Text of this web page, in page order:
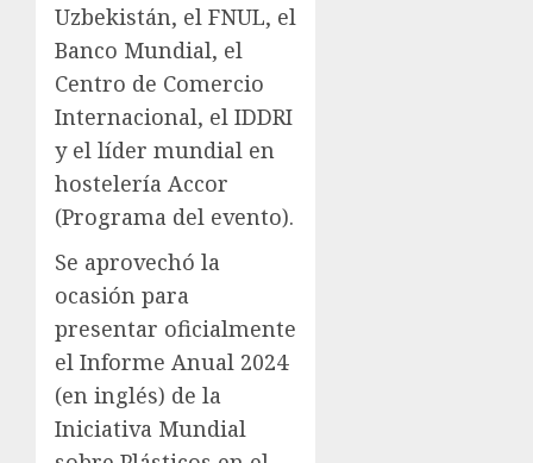
Uzbekistán, el FNUL, el
Banco Mundial, el
Centro de Comercio
Internacional, el IDDRI
y el líder mundial en
hostelería Accor
(Programa del evento).
Se aprovechó la
ocasión para
presentar oficialmente
el Informe Anual 2024
(en inglés) de la
Iniciativa Mundial